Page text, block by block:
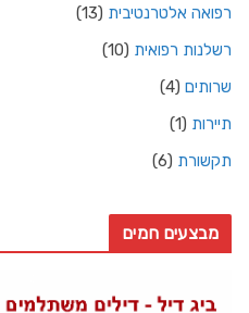
רפואה אלטרנטיבית (13)
רשלנות רפואית (10)
שרותים (4)
תיירות (1)
תקשורת (6)
מבצעים חמים